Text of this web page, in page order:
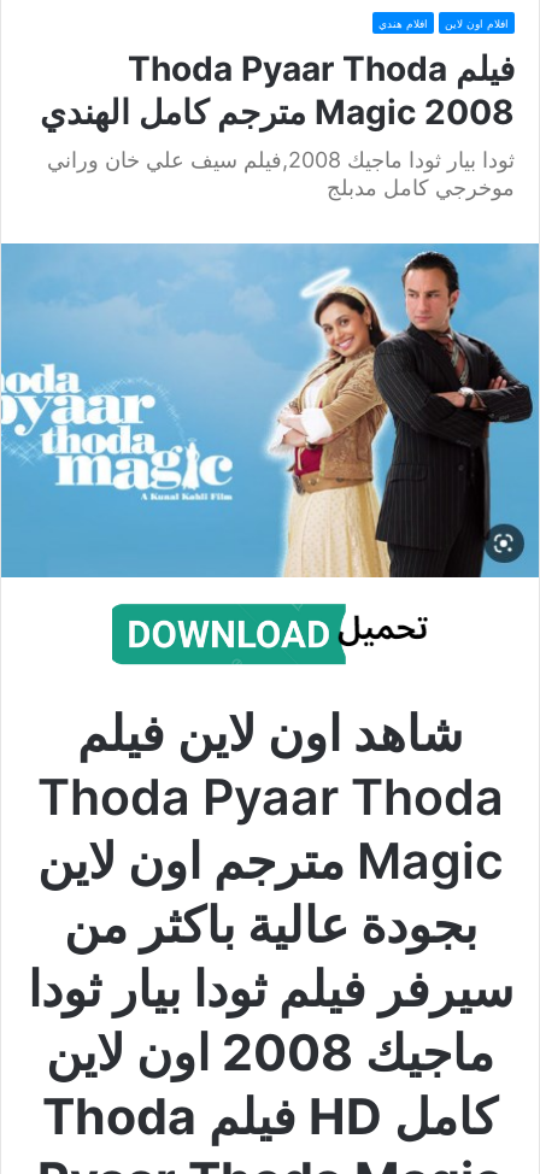
افلام اون لاين افلام هندي
فيلم Thoda Pyaar Thoda
Magic 2008 مترجم كامل الهندي
ثودا بيار ثودا ماجيك 2008,فيلم سيف علي خان وراني
موخرجي كامل مدبلج
شاهد اون لاين فيلم
Thoda Pyaar Thoda
Magic مترجم اون لاين
بجودة عالية باكثر من
سيرفر فيلم ثودا بيار ثودا
ماجيك 2008 اون لاين
كامل HD فيلم Thoda